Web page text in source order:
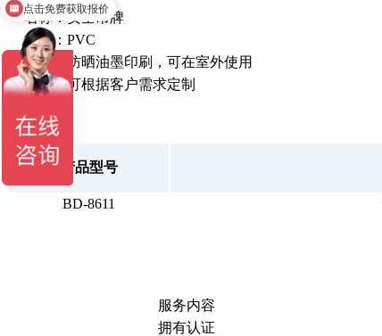
名称：安全吊牌
材质：PVC
特点：防晒油墨印刷，可在室外使用
服务：可根据客户需求定制
产品型号
BD-8611
服务内容
拥有认证
点击免费获取报价